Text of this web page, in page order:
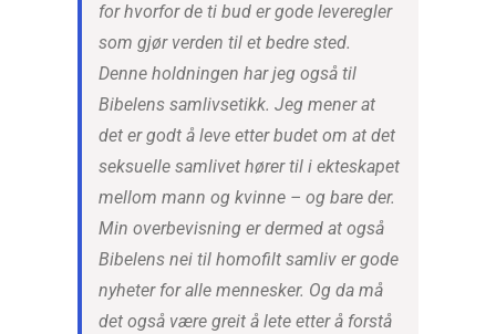
for hvorfor de ti bud er gode leveregler
som gjør verden til et bedre sted.
Denne holdningen har jeg også til
Bibelens samlivsetikk. Jeg mener at
det er godt å leve etter budet om at det
seksuelle samlivet hører til i ekteskapet
mellom mann og kvinne – og bare der.
Min overbevisning er dermed at også
Bibelens nei til homofilt samliv er gode
nyheter for alle mennesker. Og da må
det også være greit å lete etter å forstå